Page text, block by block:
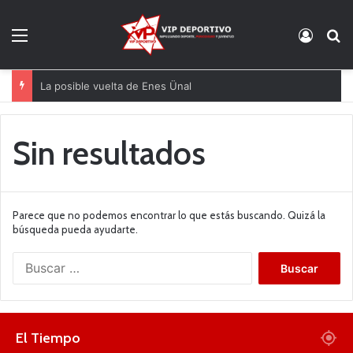
La posible vuelta de Enes Ünal
Sin resultados
Parece que no podemos encontrar lo que estás buscando. Quizá la
búsqueda pueda ayudarte.
El Tiempo